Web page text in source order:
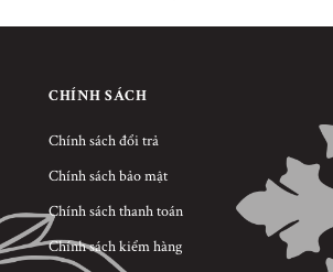
CHÍNH SÁCH
Chính sách đổi trả
Chính sách bảo mật
Chính sách thanh toán
Chính sách kiểm hàng